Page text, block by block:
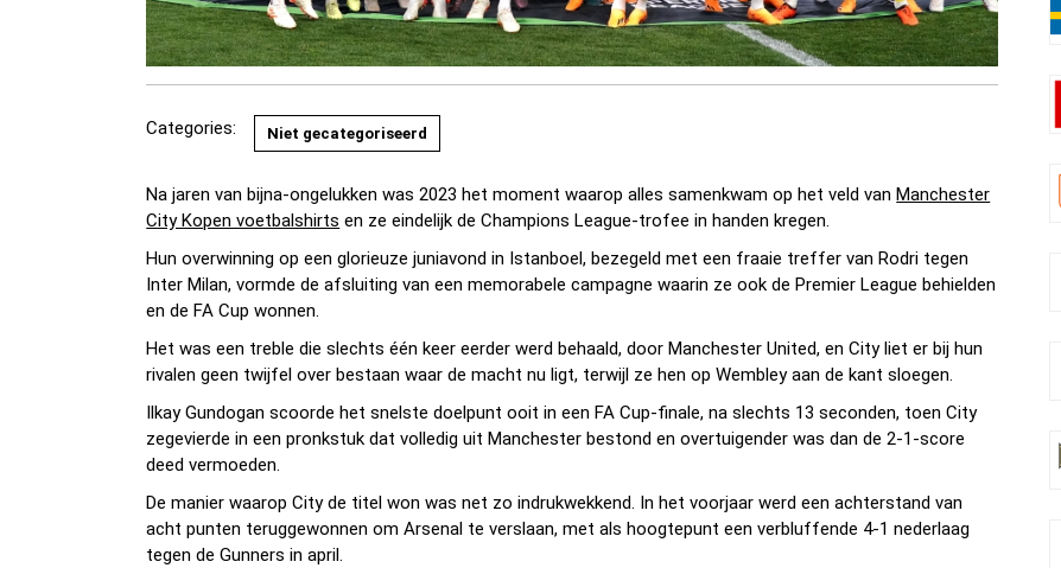
Categories: Niet gecategoriseerd
Na jaren van bijna-ongelukken was 2023 het moment waarop alles samenkwam op het veld vanManchester
City Kopen voetbalshirts en ze eindelijk de Champions League-trofee in handen kregen.
Hun overwinning op een glorieuze juniavond in Istanboel, bezegeld met een fraaie treffer van Rodri tegen
Inter Milan, vormde de afsluiting van een memorabele campagne waarin ze ook de Premier League behielden
en de FA Cup wonnen.
Het was een treble die slechts één keer eerder werd behaald, door Manchester United, en City liet er bij hun
rivalen geen twijfel over bestaan waar de macht nu ligt, terwijl ze hen op Wembley aan de kant sloegen.
Ilkay Gundogan scoorde het snelste doelpunt ooit in een FA Cup-finale, na slechts 13 seconden, toen City
zegevierde in een pronkstuk dat volledig uit Manchester bestond en overtuigender was dan de 2-1-score
deed vermoeden.
De manier waarop City de titel won was net zo indrukwekkend. In het voorjaar werd een achterstand van
acht punten teruggewonnen om Arsenal te verslaan, met als hoogtepunt een verbluffende 4-1 nederlaag
tegen de Gunners in april.